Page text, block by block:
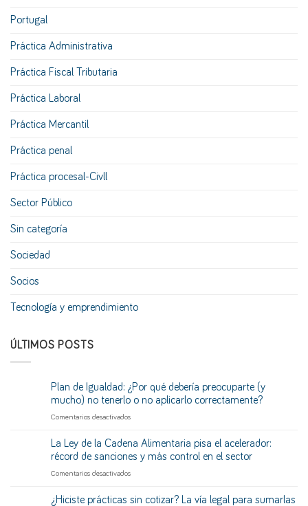
Portugal
Práctica Administrativa
Práctica Fiscal Tributaria
Práctica Laboral
Práctica Mercantil
Práctica penal
Práctica procesal-Civll
Sector Público
Sin categoría
Sociedad
Socios
Tecnología y emprendimiento
ÚLTIMOS POSTS
Plan de Igualdad: ¿Por qué debería preocuparte (y
mucho) no tenerlo o no aplicarlo correctamente?
Comentarios desactivadosen
de
¿Por
qué
preocuparte
La Ley de la Cadena Alimentaria pisa el acelerador:
récord de sanciones y más control en el sector
Comentarios desactivadosen
Ley
¿Hiciste prácticas sin cotizar? La vía legal para sumarlas